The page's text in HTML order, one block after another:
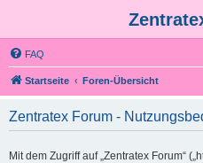
FAQ
Startseite Foren-Übersicht
Zentratex Forum -
Mit dem Zugriff auf „Zentratex Forum“